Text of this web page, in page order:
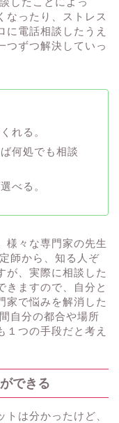
なったり、ストレス
に電話相談したうえ
つずつ解決していっ
れる。
何処でも相談
べる。
様々な専門家の先生
師から、知る人ぞ
が、実際に相談した
きますので、自分と
家で悩みを解消した
自分の都合や場所
１つの手段だと考え
できる
は分かったけど、